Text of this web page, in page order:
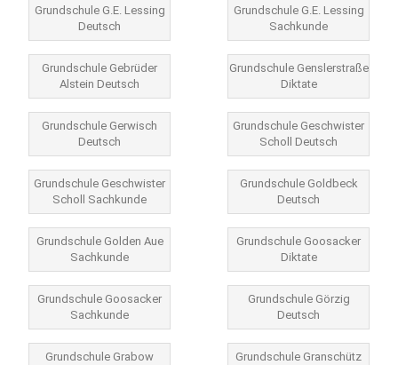
Grundschule G.E. Lessing
Deutsch
Grundschule G.E. Lessing
Sachkunde
Grundschule Gebrüder
Alstein Deutsch
Grundschule Genslerstraße
Diktate
Grundschule Gerwisch
Deutsch
Grundschule Geschwister
Scholl Deutsch
Grundschule Geschwister
Scholl Sachkunde
Grundschule Goldbeck
Deutsch
Grundschule Golden Aue
Sachkunde
Grundschule Goosacker
Diktate
Grundschule Goosacker
Sachkunde
Grundschule Görzig
Deutsch
Grundschule Grabow
Grundschule Granschütz